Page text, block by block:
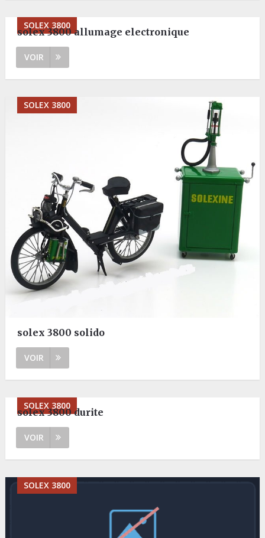
SOLEX 3800
solex 3800 allumage electronique
VOIR
SOLEX 3800
solex 3800 solido
VOIR
SOLEX 3800
solex 3800 durite
VOIR
SOLEX 3800